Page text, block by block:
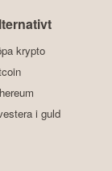
krypto
i guld